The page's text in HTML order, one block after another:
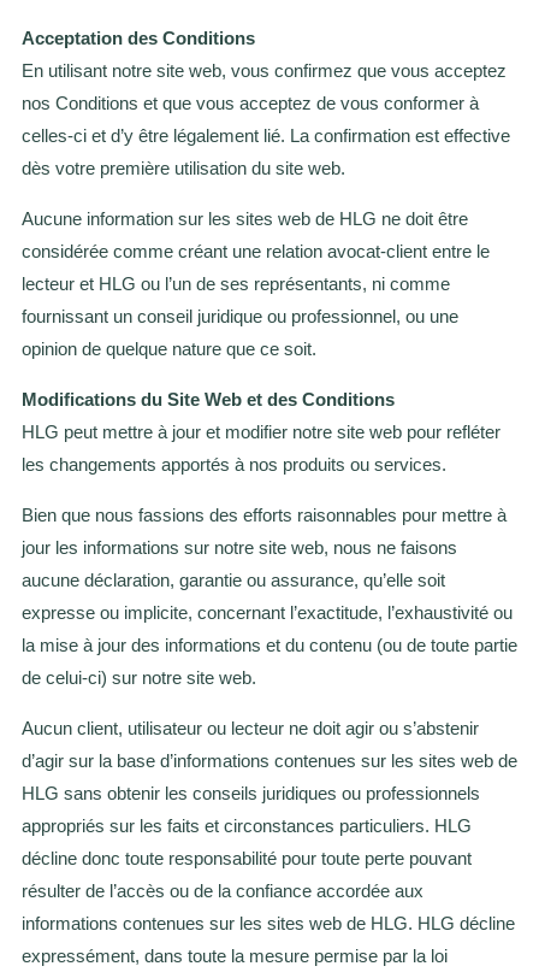
Acceptation des Conditions
En utilisant notre site web, vous confirmez que vous acceptez
nos Conditions et que vous acceptez de vous conformer à
celles-ci et d’y être légalement lié. La confirmation est effective
dès votre première utilisation du site web.
Aucune information sur les sites web de HLG ne doit être
considérée comme créant une relation avocat-client entre le
lecteur et HLG ou l’un de ses représentants, ni comme
fournissant un conseil juridique ou professionnel, ou une
opinion de quelque nature que ce soit.
Modifications du Site Web et des Conditions
HLG peut mettre à jour et modifier notre site web pour refléter
les changements apportés à nos produits ou services.
Bien que nous fassions des efforts raisonnables pour mettre à
jour les informations sur notre site web, nous ne faisons
aucune déclaration, garantie ou assurance, qu’elle soit
expresse ou implicite, concernant l’exactitude, l’exhaustivité ou
la mise à jour des informations et du contenu (ou de toute partie
de celui-ci) sur notre site web.
Aucun client, utilisateur ou lecteur ne doit agir ou s’abstenir
d’agir sur la base d’informations contenues sur les sites web de
HLG sans obtenir les conseils juridiques ou professionnels
appropriés sur les faits et circonstances particuliers. HLG
décline donc toute responsabilité pour toute perte pouvant
résulter de l’accès ou de la confiance accordée aux
informations contenues sur les sites web de HLG. HLG décline
expressément, dans toute la mesure permise par la loi